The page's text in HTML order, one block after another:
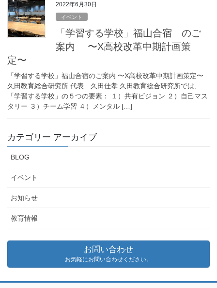
2022年6月30日
イベント
「学習する学校」福山合宿 のご
案内 〜X高校改革中期計画策
定〜
「学習する学校」福山合宿のご案内 〜X高校改革中期計画策定〜
久田教育総合研究所 代表 久田佳孝 久田教育総合研究所では、
「学習する学校」の５つの要素： １）共有ビジョン ２）自己マス
タリー ３）チーム学習 ４）メンタル […]
カテゴリー アーカイブ
BLOG
イベント
お知らせ
教育情報
お問い合わせ
お気軽にお問い合わせください。